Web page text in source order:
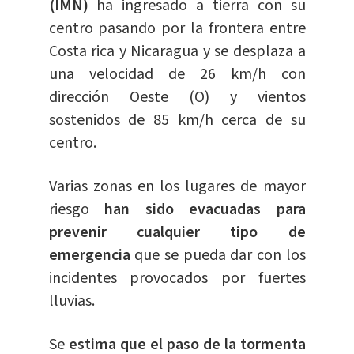
(IMN) ha ingresado a tierra con su
centro pasando por la frontera entre
Costa rica y Nicaragua y se desplaza a
una velocidad de 26 km/h con
dirección Oeste (O) y vientos
sostenidos de 85 km/h cerca de su
centro.
Varias zonas en los lugares de mayor
riesgo han sido evacuadas para
prevenir cualquier tipo de
emergencia que se pueda dar con los
incidentes provocados por fuertes
lluvias.
Se estima que el paso de la tormenta